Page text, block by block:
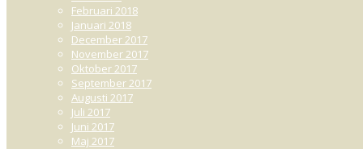
Februari 2018
Januari 2018
December 2017
November 2017
Oktober 2017
September 2017
Augusti 2017
Juli 2017
Juni 2017
Maj 2017